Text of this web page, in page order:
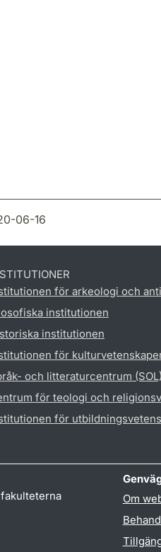
06-16
för arkeologi och
institutionen
institutionen
för
och litteraturcentrum (SOL)
för teologi och
för
Om